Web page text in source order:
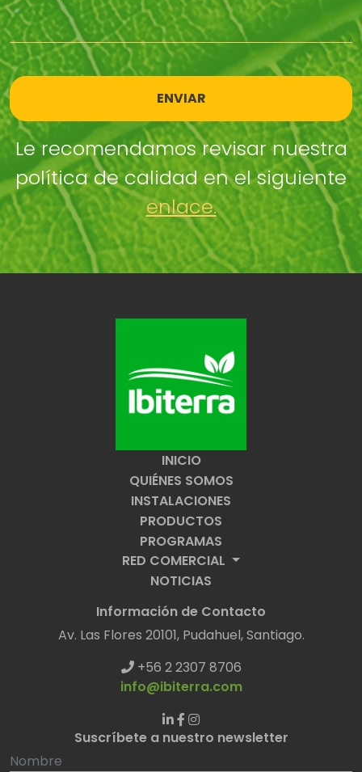
ENVIAR
Le recomendamos revisar nuestra
política de calidad en el siguiente
enlace.
INICIO
QUIÉNES SOMOS
INSTALACIONES
PRODUCTOS
PROGRAMAS
RED COMERCIAL
NOTICIAS
Información de Contacto
Av. Las Flores 20101, Pudahuel, Santiago.
+56 2 2307 8706
info@ibiterra.com
Suscríbete a nuestro newsletter